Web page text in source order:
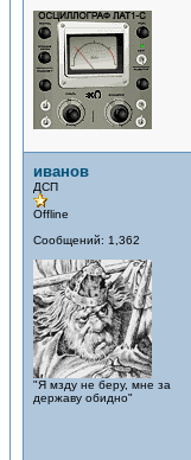
иванов
ДСП
Offline
Сообщений: 1,362
"Я мзду не беру, мне за
державу обидно"